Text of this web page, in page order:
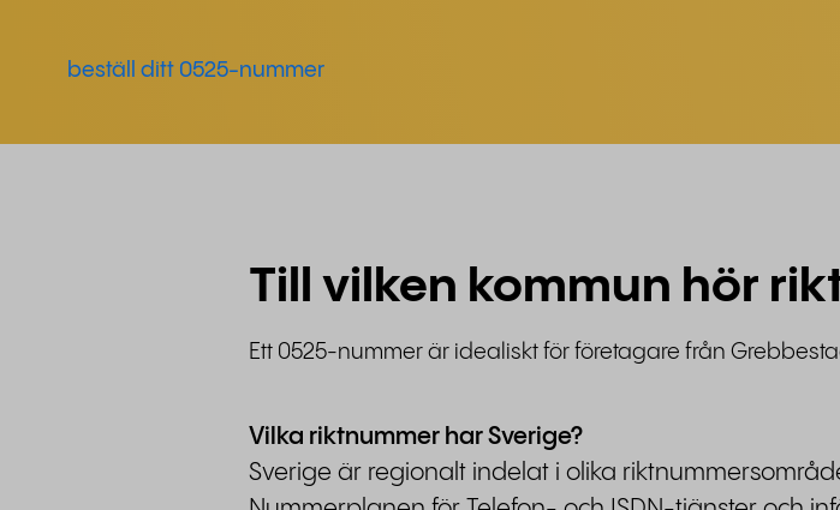
beställ ditt 0525-nummer
Till vilken kommun hör
Ett 0525-nummer är idealiskt för företagare från
Vilka riktnummer har Sverige?
Sverige är regionalt indelat i olika